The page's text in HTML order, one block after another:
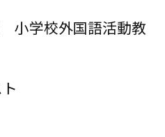
小学校外国語活動教